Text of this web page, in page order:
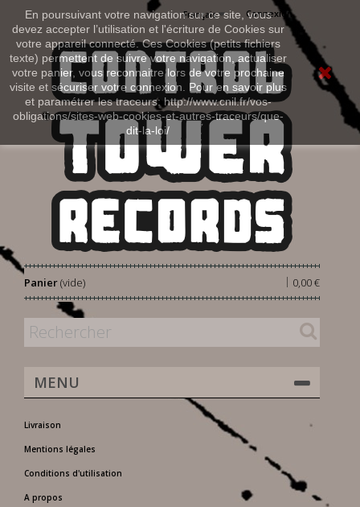
En poursuivant votre navigation sur ce site, vous
devez accepter l’utilisation et l'écriture de Cookies sur
votre appareil connecté. Ces Cookies (petits fichiers
texte) permettent de suivre votre navigation, actualiser
votre panier, vous reconnaitre lors de votre prochaine
visite et sécuriser votre connexion. Pour en savoir plus
et paramétrer les traceurs: http://www.cnil.fr/vos-
obligations/sites-web-cookies-et-autres-traceurs/que-
dit-la-loi/
Connexion
Français
Panier 0,00 €
|
(vide)
MENU
Livraison
Mentions légales
Conditions d'utilisation
A propos